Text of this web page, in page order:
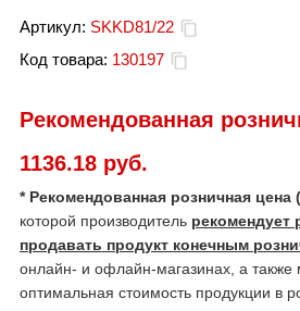
Артикул: SKKD81/22
Код товара: 130197
Рекомендованная
1136.18 руб.
* Рекомендованная розничная цена
которой производитель рекомендует
продавать продукт конечным
онлайн- и офлайн-магазинах, а также
оптимальная стоимость продукции в